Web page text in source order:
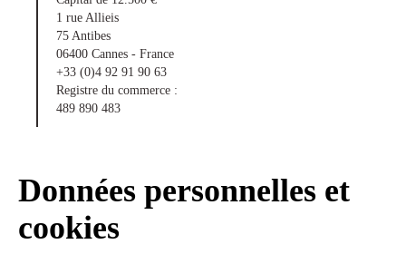
1 rue Allieis
75 Antibes
06400 Cannes - France
+33 (0)4 92 91 90 63
Registre du commerce :
489 890 483
Données personnelles et
cookies